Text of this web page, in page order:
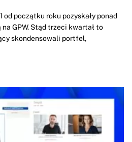
od początku roku pozyskały ponad
GPW. Stąd trzeci kwartał to
skondensowali portfel,